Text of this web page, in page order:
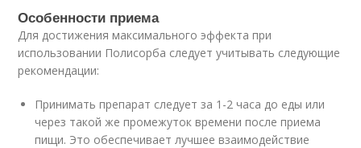
Особенности приема
Для достижения максимального эффекта при
использовании Полисорба следует учитывать следующие
рекомендации:
Принимать препарат следует за 1-2 часа до еды или
через такой же промежуток времени после приема
пищи. Это обеспечивает лучшее взаимодействие